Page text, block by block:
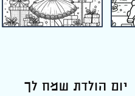
יום הולדת שמח לך